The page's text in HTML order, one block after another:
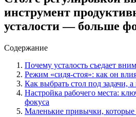
инструмент
усталости — больше
Содержание
Почему усталость съедает
Режим «сидя-стоя»: как он
Как выбрать стол под задачи,
Настройка рабочего места:
фокуса
Маленькие привычки,